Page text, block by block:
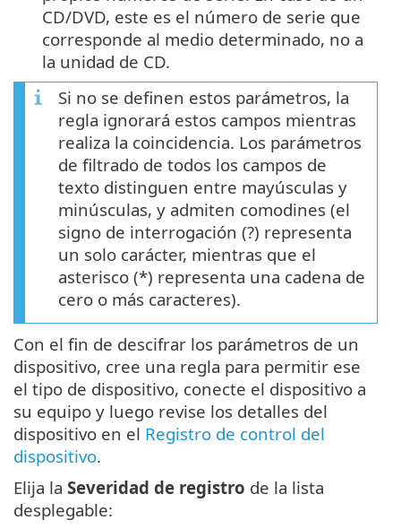
CD/DVD, este es el número de serie que
corresponde al medio determinado, no a
la unidad de CD.
Si no se definen estos parámetros, la
regla ignorará estos campos mientras
realiza la coincidencia. Los parámetros
de filtrado de todos los campos de
texto distinguen entre mayúsculas y
minúsculas, y admiten comodines (el
signo de interrogación (?) representa
un solo carácter, mientras que el
asterisco (*) representa una cadena de
cero o más caracteres).
Con el fin de descifrar los parámetros de un
dispositivo, cree una regla para permitir ese
el tipo de dispositivo, conecte el dispositivo a
su equipo y luego revise los detalles del
dispositivo en el Registro de control del
dispositivo.
Elija la Severidad de registro de la lista
desplegable: